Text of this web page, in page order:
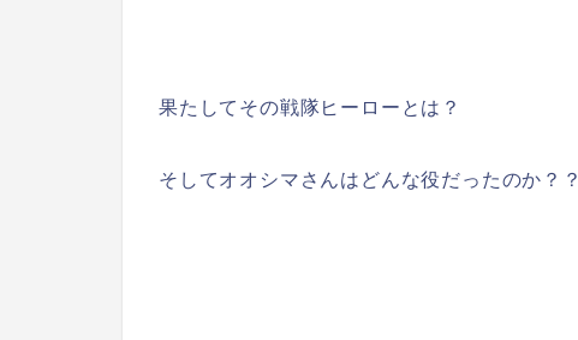
果たしてその戦隊ヒーローとは？
そしてオオシマさんはどんな役だったのか？？